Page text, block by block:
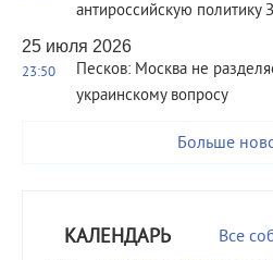
антироссийскую политику
25 июля 2026
23:50
Песков: Москва не
украинскому вопросу
Больше
КАЛЕНДАРЬ Все